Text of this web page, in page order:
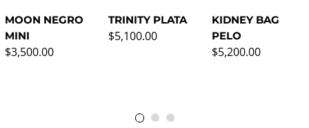
MOON NEGRO
MINI
Precio normal
$3,500.00
TRINITY PLATA
Precio normal
$5,100.00
KIDNEY BAG
PELO
Precio normal
$5,200.00